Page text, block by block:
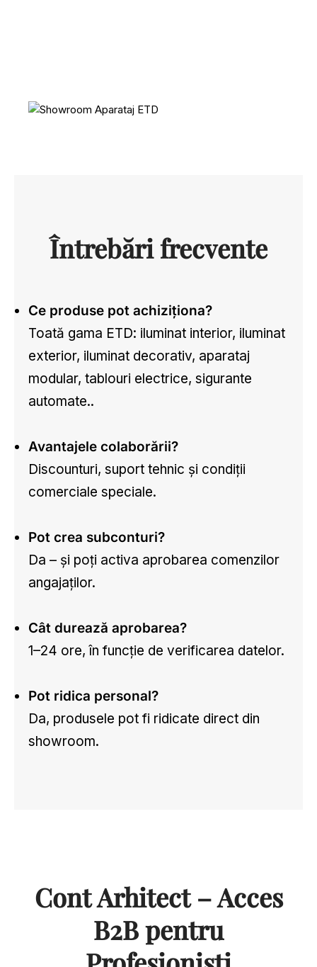
Întrebări frecvente
Ce produse pot achiziționa?
Toată gama ETD: iluminat interior, iluminat
exterior, iluminat decorativ, aparataj
modular, tablouri electrice, sigurante
automate..
Avantajele colaborării?
Discounturi, suport tehnic și condiții
comerciale speciale.
Pot crea subconturi?
Da – și poți activa aprobarea comenzilor
angajaților.
Cât durează aprobarea?
1–24 ore, în funcție de verificarea datelor.
Pot ridica personal?
Da, produsele pot fi ridicate direct din
showroom.
Cont Arhitect – Acces
B2B pentru